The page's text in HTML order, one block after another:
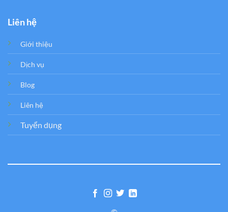
Liên hệ
Giới thiệu
Dịch vụ
Blog
Liên hệ
Tuyển dụng